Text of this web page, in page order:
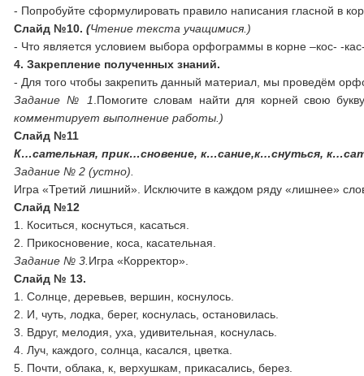
- Попробуйте сформулировать правило написания гласной в
Слайд №10.(Чтение текста учащимися.)
- Что является условием выбора орфограммы в корне –кос- -
4. Закрепление полученных знаний.
- Для того чтобы закрепить данный материал, мы проведём
Задание № 1 .Помогите словам найти для корней свою
комментирует выполнение работы.)
Слайд №11
К…сательная, прик…сновение, к…сание,к…снуться,
Задание № 2 (устно).
Игра «Третий лишний». Исключите в каждом ряду «лишнее»
Слайд №12
1. Коситься, коснуться, касаться.
2. Прикосновение, коса, касательная.
Задание № 3. Игра «Корректор».
Слайд № 13.
1. Солнце, деревьев, вершин, коснулось.
2. И, чуть, лодка, берег, коснулась, остановилась.
3. Вдруг, мелодия, уха, удивительная, коснулась.
4. Луч, каждого, солнца, касался, цветка.
5. Почти, облака, к, верхушкам, прикасались, берез.